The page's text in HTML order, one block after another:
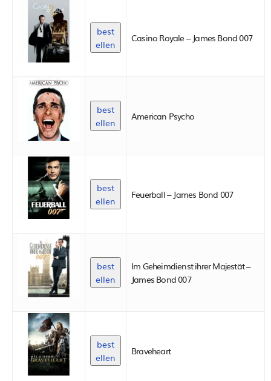
best
ellen
Casino Royale – James Bond 007
best
ellen
American Psycho
best
ellen
Feuerball – James Bond 007
best
ellen
Im Geheimdienst ihrer Majestät –
James Bond 007
best
ellen
Braveheart